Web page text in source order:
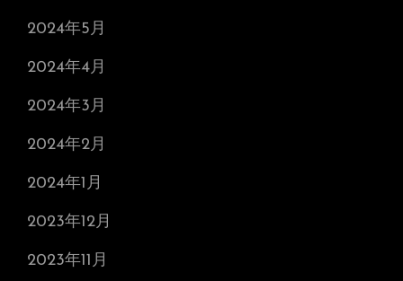
2024年5月
2024年4月
2024年3月
2024年2月
2024年1月
2023年12月
2023年11月